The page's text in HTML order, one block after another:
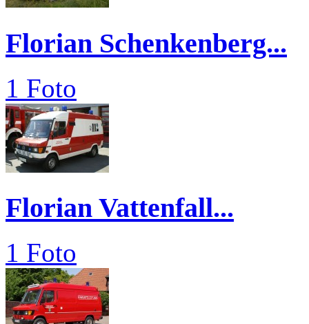
Florian Schenkenberg...
1 Foto
Florian Vattenfall...
1 Foto